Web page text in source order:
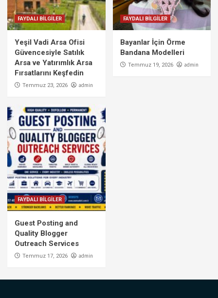
FAYDALI BİLGİLER
Yeşil Vadi Arsa Ofisi
Güvencesiyle Satılık
Arsa ve Yatırımlık Arsa
Fırsatlarını Keşfedin
Temmuz 23, 2026 admin
FAYDALI BİLGİLER
Bayanlar İçin Örme
Bandana Modelleri
Temmuz 19, 2026 admin
FAYDALI BİLGİLER
Guest Posting and
Quality Blogger
Outreach Services
Temmuz 17, 2026 admin